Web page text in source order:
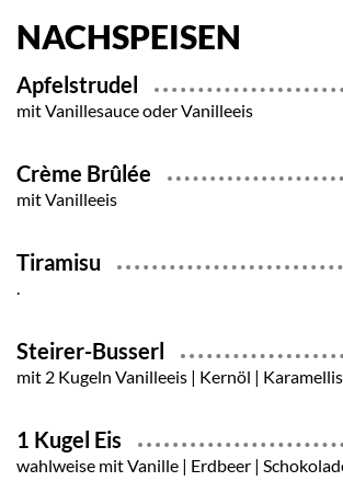
NACHSPEISEN
Apfelstrudel
mit Vanillesauce oder Vanilleeis
Crème Brûlée
mit Vanilleeis
Tiramisu
.
Steirer-Busserl
mit 2 Kugeln Vanilleeis | Kernöl |
1 Kugel Eis
wahlweise mit Vanille | Erdbeer |